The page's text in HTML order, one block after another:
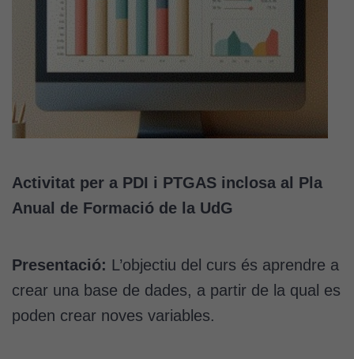
Activitat per a PDI i PTGAS inclosa al Pla
Anual de Formació de la UdG
Presentació: L’objectiu del curs és aprendre a
crear una base de dades, a partir de la qual es
poden crear noves variables.